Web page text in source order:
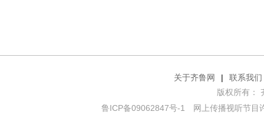
关于齐鲁网 |
联系我们
版权所有：
鲁ICP备09062847号-1 网上传播视听节目